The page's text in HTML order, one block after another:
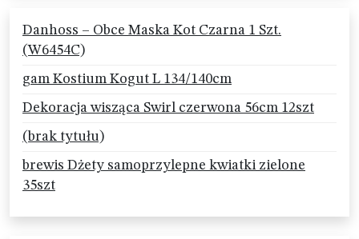
Danhoss – Obce Maska Kot Czarna 1 Szt.
(W6454C)
gam Kostium Kogut L 134/140cm
Dekoracja wisząca Swirl czerwona 56cm 12szt
(brak tytułu)
brewis Dżety samoprzylepne kwiatki zielone
35szt